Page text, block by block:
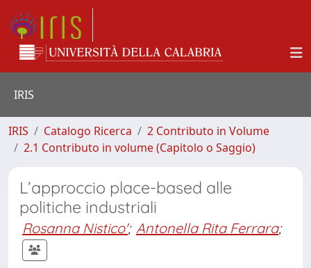
IRIS
IRIS Catalogo Ricerca
2 Contributo in Volume
2.1 Contributo in volume (Capitolo o Saggio)
L’approccio place-based alle
politiche industriali
Rosanna Nistico'; Antonella Rita Ferrara;